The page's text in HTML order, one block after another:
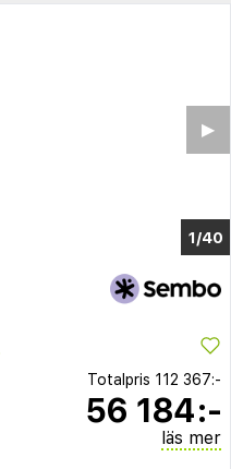
1/36
▶︎
Totalpris 112 367:-
56 184:-
läs mer